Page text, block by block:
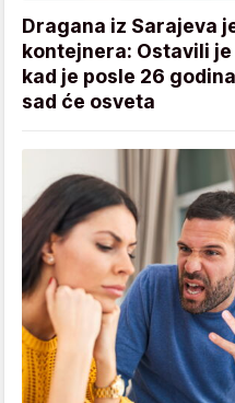
Dragana iz Sarajeva
kontejnera: Ostavili
kad je posle 26
sad će osveta